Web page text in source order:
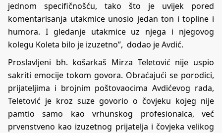
jednom specifičnošću, tako što je uvijek pored
komentarisanja utakmice unosio jedan ton i topline i
humora. I gledanje utakmice uz njega i njegovog
kolegu Koleta bilo je izuzetno”, dodao je Avdić.
Proslavljeni bh. košarkaš Mirza Teletović nije uspio
sakriti emocije tokom govora. Obraćajući se porodici,
prijateljima i brojnim poštovaocima Avdićevog rada,
Teletović je kroz suze govorio o čovjeku kojeg nije
pamtio samo kao vrhunskog profesionalca, već
prvenstveno kao izuzetnog prijatelja i čovjeka velikog